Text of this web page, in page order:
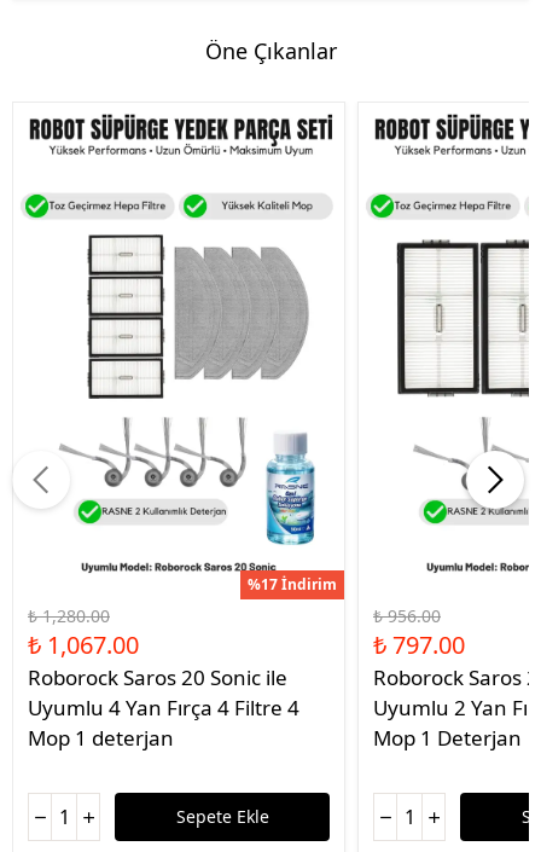
Öne Çıkanlar
%17 İndirim
₺ 1,280.00
₺ 1,067.00
Roborock Saros 20 Sonic ile
Uyumlu 4 Yan Fırça 4 Filtre 4
Mop 1 deterjan
Sepete Ekle
₺ 956.00
₺ 797.00
Roborock Saros
Uyumlu 2 Yan
Mop 1 Deterjan